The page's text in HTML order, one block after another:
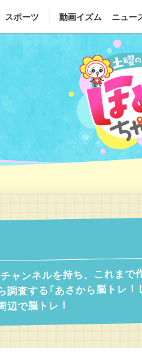
スポーツ 動画イズム ニュー
ャンネルを持ち、これま
査する「あさから脳トレ！
で脳トレ！